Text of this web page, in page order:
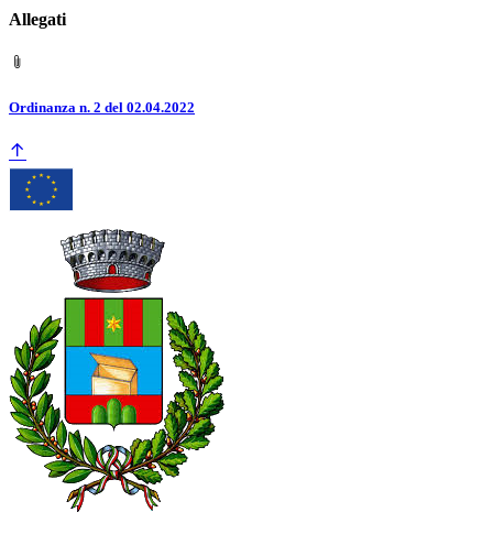
Allegati
Ordinanza n. 2 del 02.04.2022